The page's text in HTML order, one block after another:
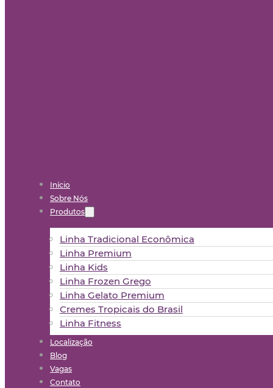
Início
Sobre Nós
Produtos
Linha Tradicional Econômica
Linha Premium
Linha Kids
Linha Frozen Grego
Linha Gelato Premium
Cremes Tropicais do Brasil
Linha Fitness
Localização
Blog
Vagas
Contato